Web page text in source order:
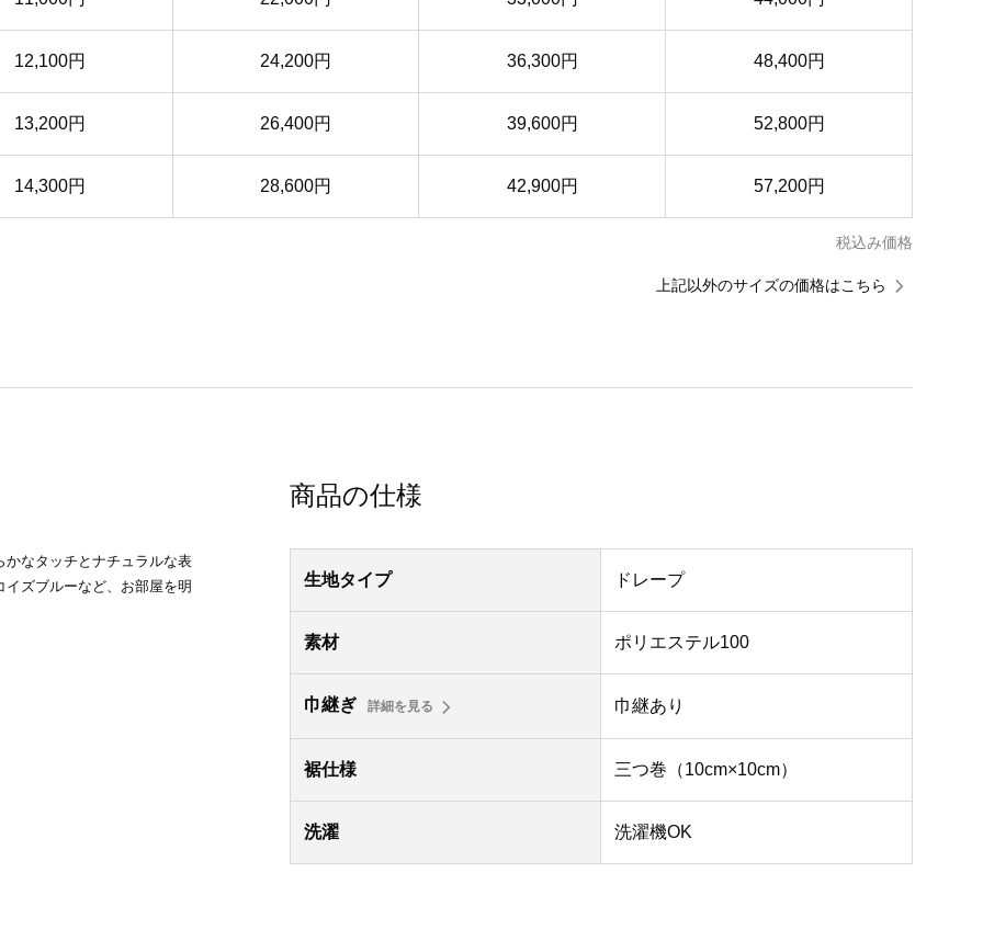
12,100円 24,200円 36,300円 48,400円
13,200円 26,400円 39,600円 52,800円
14,300円 28,600円 42,900円 57,200円
税込み価格
上記以外のサイズの価格はこちら
なタッチとナチュラルな表
ズブルーなど、お部屋を明
商品の仕様
生地タイプ ドレープ
素材 ポリエステル100
巾継ぎ 詳細を見る 巾継あり
裾仕様 三つ巻（10cm×10cm）
洗濯 洗濯機OK